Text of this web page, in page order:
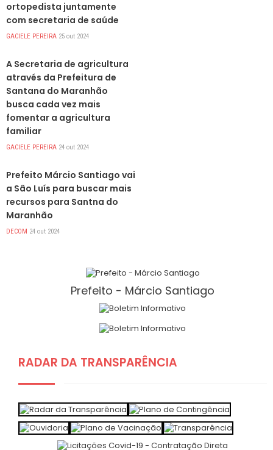
ortopedista juntamente
com secretaria de saúde
GACIELE PEREIRA 25 out 2024
A Secretaria de agricultura
através da Prefeitura de
Santana do Maranhão
busca cada vez mais
fomentar a agricultura
familiar
GACIELE PEREIRA 24 out 2024
Prefeito Márcio Santiago vai
a São Luís para buscar mais
recursos para Santna do
Maranhão
DECOM 24 out 2024
Prefeito - Márcio Santiago
RADAR DA TRANSPARÊNCIA